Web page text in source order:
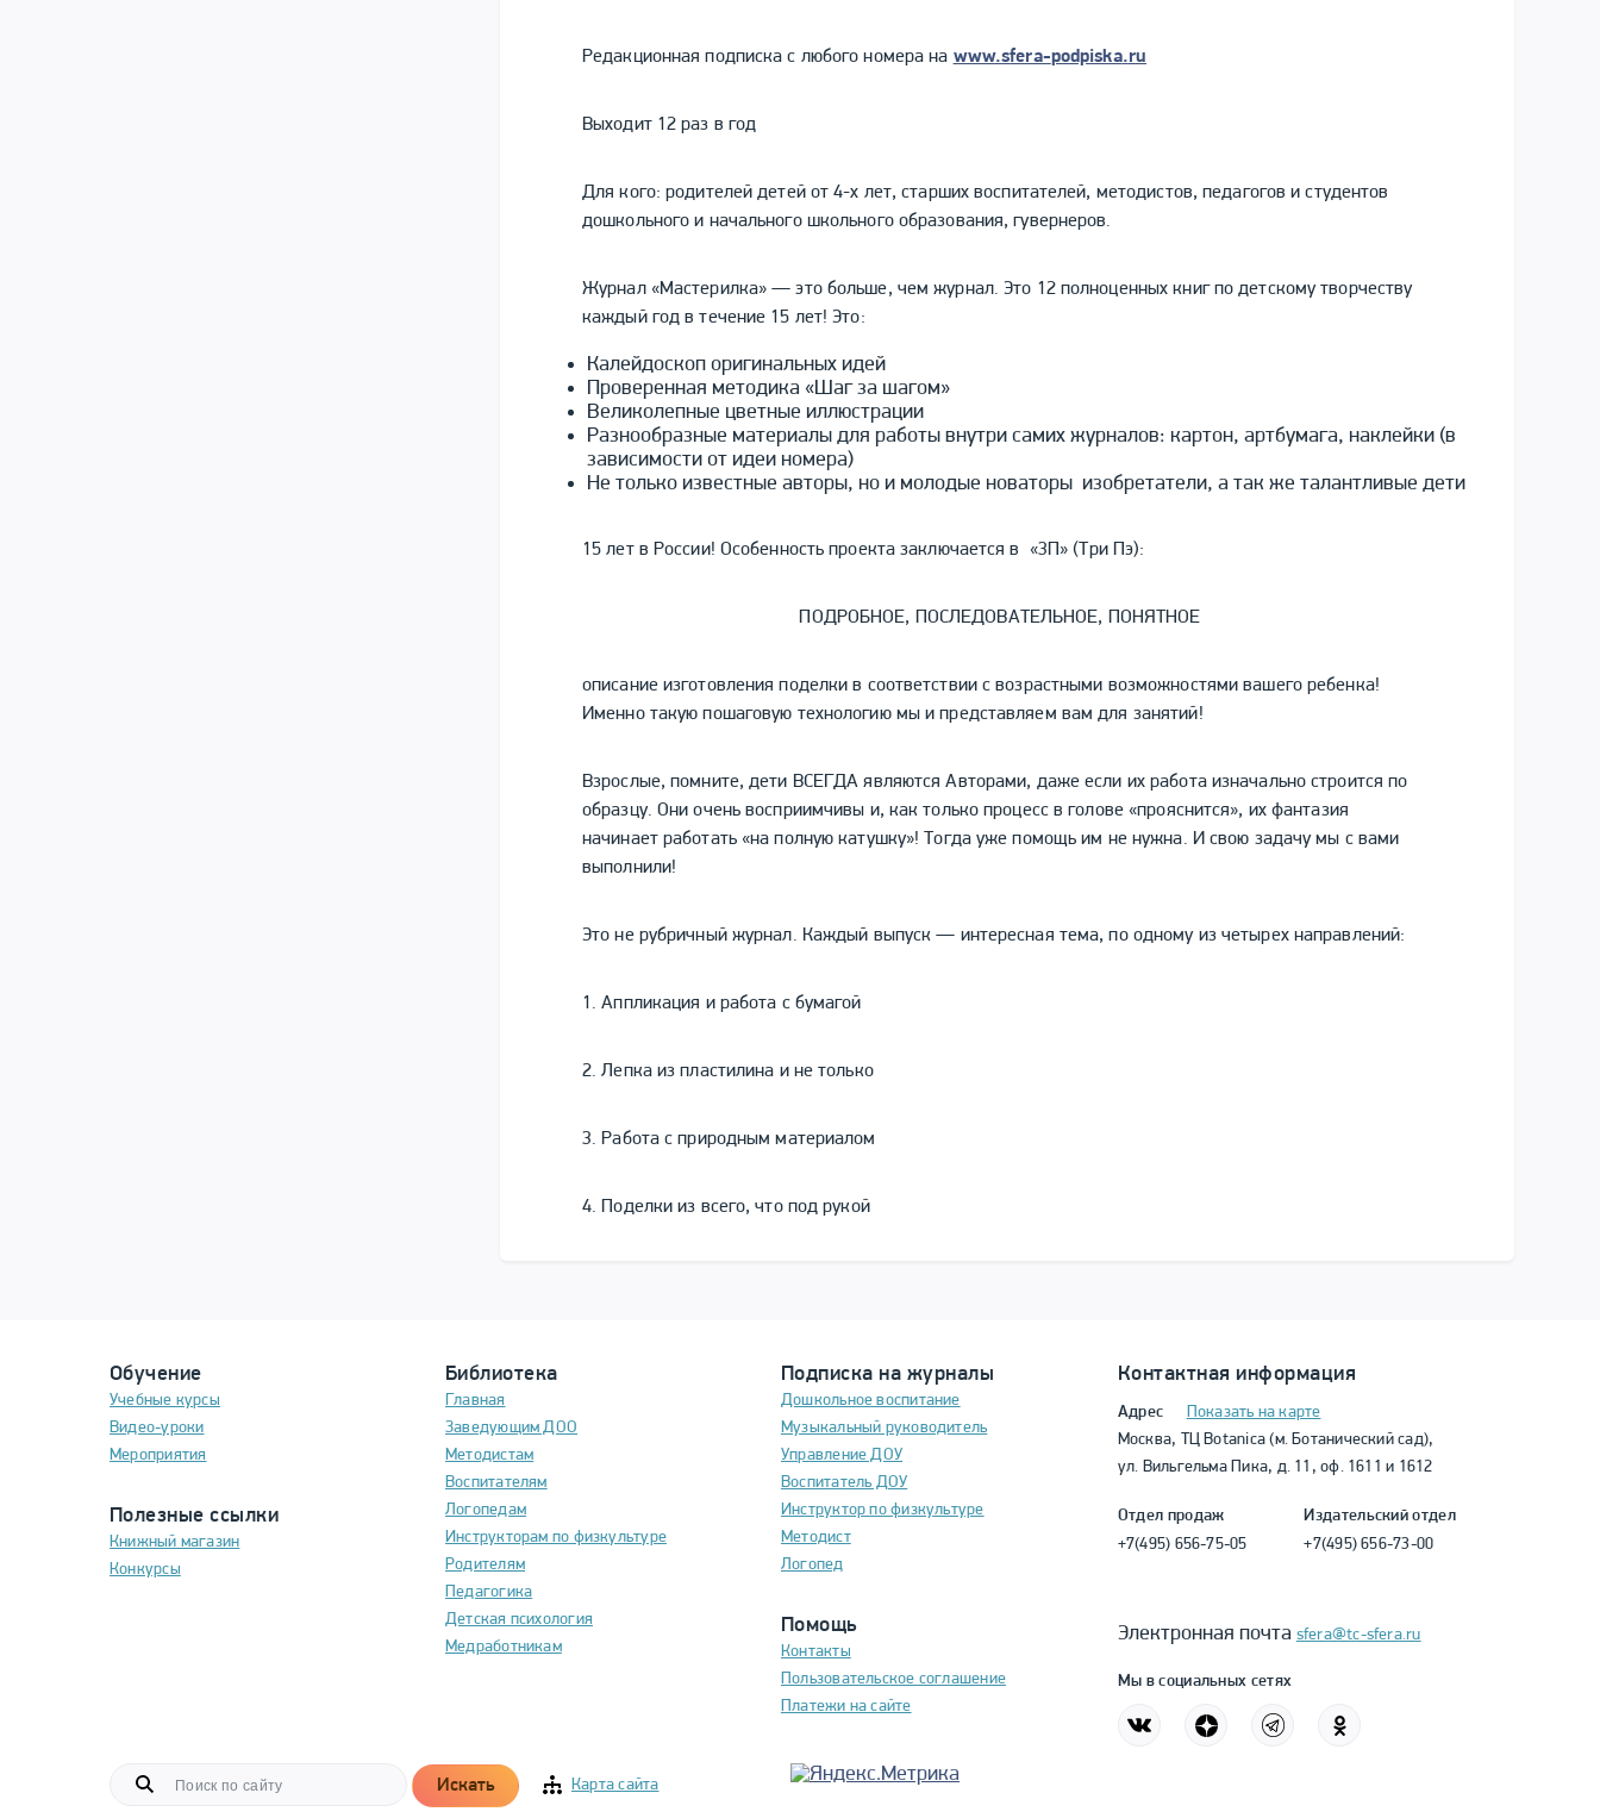
Редакционная подписка с любого номера на www.sfera-podpiska.ru
Выходит 12 раз в год
Для кого: родителей детей от 4-х лет, старших воспитателей, методистов, педагогов и студентов
дошкольного и начального школьного образования, гувернеров.
Журнал «Мастерилка» — это больше, чем журнал. Это 12 полноценных книг по детскому творчеству
каждый год в течение 15 лет! Это:
Калейдоскоп оригинальных идей
Проверенная методика «Шаг за шагом»
Великолепные цветные иллюстрации
Разнообразные материалы для работы внутри самих журналов: картон, артбумага, наклейки (в
зависимости от идеи номера)
Не только известные авторы, но и молодые новаторы изобретатели, а так же талантливые дети
15 лет в России! Особенность проекта заключается в «3П» (Три Пэ):
ПОДРОБНОЕ, ПОСЛЕДОВАТЕЛЬНОЕ, ПОНЯТНОЕ
описание изготовления поделки в соответствии с возрастными возможностями вашего ребенка!
Именно такую пошаговую технологию мы и представляем вам для занятий!
Взрослые, помните, дети ВСЕГДА являются Авторами, даже если их работа изначально строится по
образцу. Они очень восприимчивы и, как только процесс в голове «прояснится», их фантазия
начинает работать «на полную катушку»! Тогда уже помощь им не нужна. И свою задачу мы с вами
выполнили!
Это не рубричный журнал. Каждый выпуск — интересная тема, по одному из четырех направлений:
1. Аппликация и работа с бумагой
2. Лепка из пластилина и не только
3. Работа с природным материалом
4. Поделки из всего, что под рукой
Обучение
Учебные курсы
Видео-уроки
Мероприятия
Полезные ссылки
Книжный магазин
Конкурсы
Библиотека
Главная
Заведующим ДОО
Методистам
Воспитателям
Логопедам
Инструкторам по физкультуре
Родителям
Педагогика
Детская психология
Медработникам
Подписка на журналы
Дошкольное воспитание
Музыкальный руководитель
Управление ДОУ
Воспитатель ДОУ
Инструктор по физкультуре
Методист
Логопед
Помощь
Контакты
Пользовательское соглашение
Платежи на сайте
Искать Карта сайта
Контактная информация
Адрес
Показать на карте
Москва, ТЦ Botanica (м. Ботанический сад),
ул. Вильгельма Пика, д. 11, оф. 1611 и 1612
Отдел продаж
+7(495) 656-75-05
Издательский отдел
+7(495) 656-73-00
Электронная почта sfera@tc-sfera.ru
Мы в социальных сетях